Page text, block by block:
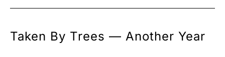
Taken By Trees — Another Year